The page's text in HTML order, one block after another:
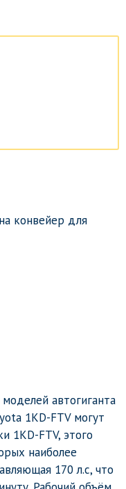
конвейер для
автогиганта
1KD-FTV могут
1КD-FTV, этого
наиболее
170 л.с, что